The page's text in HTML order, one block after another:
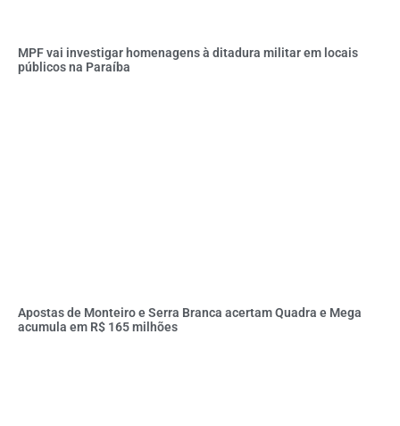
MPF vai investigar homenagens à ditadura militar em locais
públicos na Paraíba
Apostas de Monteiro e Serra Branca acertam Quadra e Mega
acumula em R$ 165 milhões